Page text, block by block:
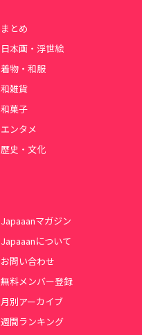
まとめ
日本画・浮世絵
着物・和服
和雑貨
和菓子
エンタメ
歴史・文化
Japaaanマガジン
Japaaanについて
お問い合わせ
無料メンバー登録
月別アーカイブ
週間ランキング